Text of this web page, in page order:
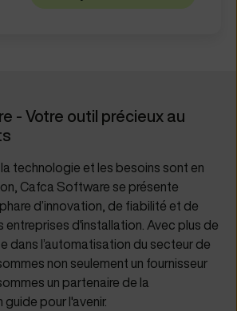
- Votre outil précieux au
technologie et les besoins sont en
Cafca Software se présente
d’innovation, de fiabilité et de
entreprises d'installation. Avec plus de
dans l’automatisation du secteur de
non seulement un fournisseur
un partenaire de la
pour l'avenir.